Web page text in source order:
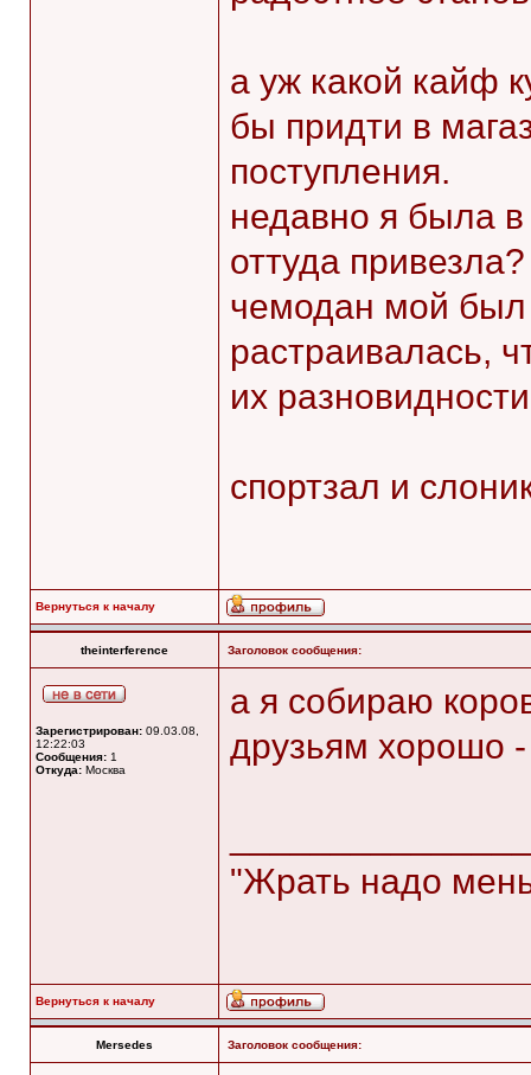
а уж какой кайф
бы придти в
поступления.
недавно я была
оттуда привезла?
чемодан мой
растраивалась,
их
спортзал и
Вернуться к началу
theinterference Заголовок сообщения:
Зарегистрирован: 09.03.08,
12:22:03
Сообщения: 1
Откуда: Москва
а я собираю
друзьям хорошо
"Жрать надо
Вернуться к началу
Mersedes Заголовок сообщения: